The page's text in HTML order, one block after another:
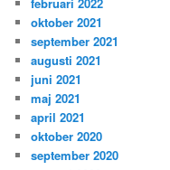
oktober 2021
september 2021
augusti 2021
juni 2021
maj 2021
april 2021
oktober 2020
september 2020